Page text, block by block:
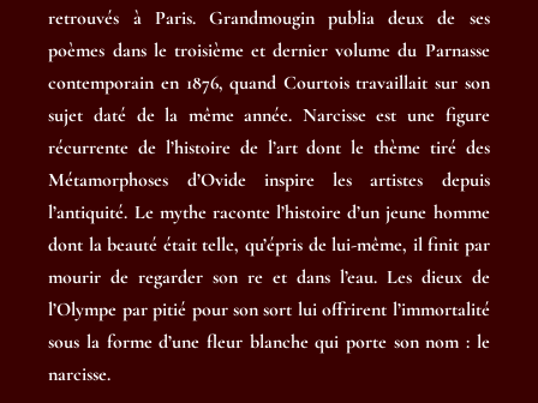
retrouvés à Paris. Grandmougin publia deux de ses
poèmes dans le troisième et dernier volume du Parnasse
contemporain en 1876, quand Courtois travaillait sur son
sujet daté de la même année. Narcisse est une figure
récurrente de l’histoire de l’art dont le thème tiré des
Métamorphoses d’Ovide inspire les artistes depuis
l’antiquité. Le mythe raconte l’histoire d’un jeune homme
dont la beauté était telle, qu’épris de lui-même, il finit par
mourir de regarder son re et dans l’eau. Les dieux de
l’Olympe par pitié pour son sort lui offrirent l’immortalité
sous la forme d’une fleur blanche qui porte son nom : le
narcisse.